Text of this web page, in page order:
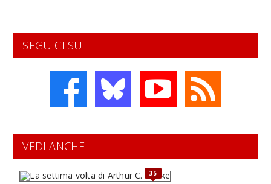
SEGUICI SU
VEDI ANCHE
35